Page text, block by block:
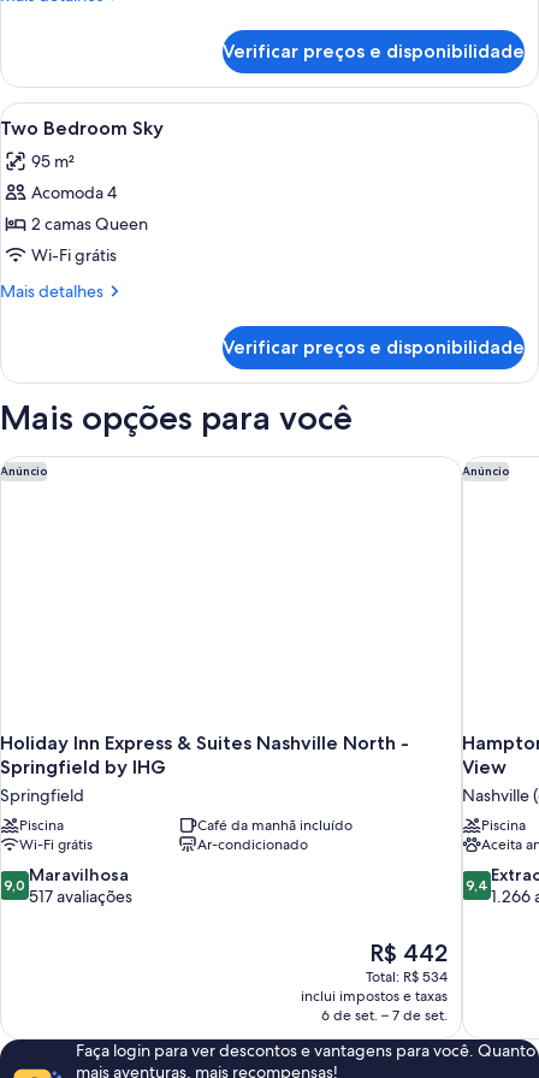
Bedroom
Deluxe
Verificar preços e disponibilidade
Carrega
todas
as
fotos
de
Two
Bedroom
Quarto de hotel com uma cama
5
Two Bedroom Sky
95 m²
Acomoda 4
2 camas Queen
Wi-Fi grátis
Mais detalhes
Mais
Bedroom
Verificar preços e disponibilidade
Mais opções para você
Anúncio
Holiday Inn Express & Suites Nashville North -
Springfield by IHG
Springfield
Piscina
Café da manhã incluído
Wi-Fi grátis
Ar-condicionado
9.0
de
9,0 Maravilhosa
517 avaliações
O
preço
é
de
R$ 442
R$ 442
Total: R$ 534
inclui impostos e taxas
6 de set. – 7 de set.
Holiday Inn Express & Suites Nashville North - Springfield by
Anúncio
View
Nashville
Piscina
Aceita
9.4
de
9,4
1.266
Faça login para ver descontos e vantagens para você. Quanto
mais aventuras, mais recompensas!